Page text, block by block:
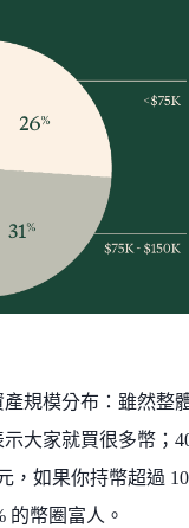
規模分布：雖然整
大家就買很多幣；
，如果你持幣超過
的幣圈富人。